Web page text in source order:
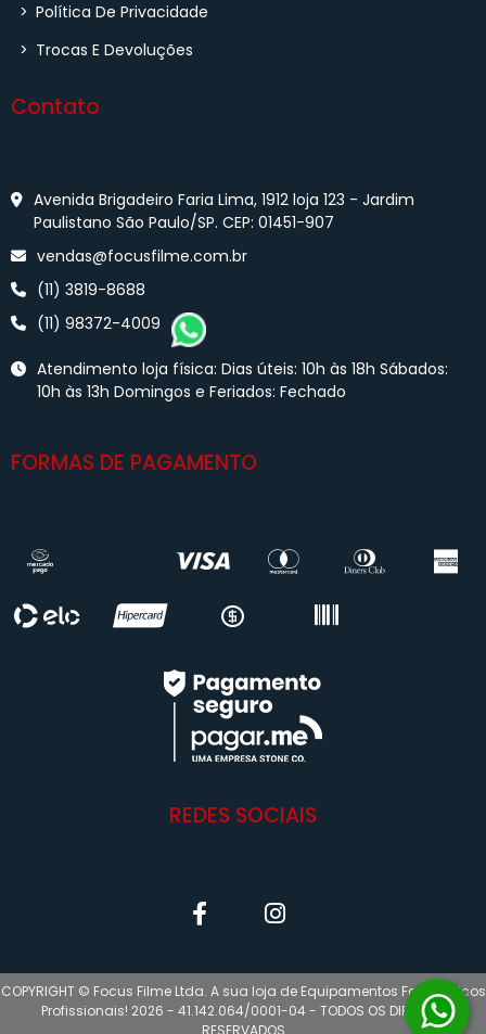
> Política De Privacidade
> Trocas E Devoluções
Contato
Avenida Brigadeiro Faria Lima, 1912 loja 123 - Jardim
Paulistano São Paulo/SP. CEP: 01451-907
vendas@focusfilme.com.br
(11) 3819-8688
(11) 98372-4009
Atendimento loja física: Dias úteis: 10h às 18h Sábados:
10h às 13h Domingos e Feriados: Fechado
FORMAS DE PAGAMENTO
REDES SOCIAIS
COPYRIGHT © Focus Filme Ltda. A sua loja de Equipamentos Fotográficos
Profissionais! 2026 - 41.142.064/0001-04 - TODOS OS DIREITOS